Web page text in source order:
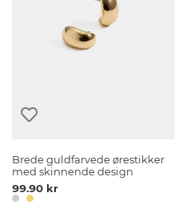
Brede guldfarvede ørestikker
med skinnende design
99.90 kr